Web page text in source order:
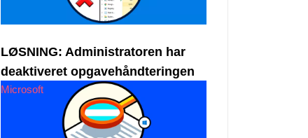
LØSNING: Administratoren har
deaktiveret opgavehåndteringen
Microsoft